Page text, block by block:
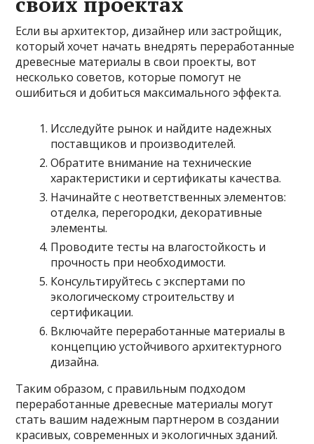
Если вы архитектор, дизайнер или застройщик,
который хочет начать внедрять переработанные
древесные материалы в свои проекты, вот
несколько советов, которые помогут не
ошибиться и добиться максимального эффекта.
Исследуйте рынок и найдите надежных
поставщиков и производителей.
Обратите внимание на технические
характеристики и сертификаты качества.
Начинайте с неответственных элементов:
отделка, перегородки, декоративные
элементы.
Проводите тесты на влагостойкость и
прочность при необходимости.
Консультируйтесь с экспертами по
экологическому строительству и
сертификации.
Включайте переработанные материалы в
концепцию устойчивого архитектурного
дизайна.
Таким образом, с правильным подходом
переработанные древесные материалы могут
стать вашим надежным партнером в создании
красивых, современных и экологичных зданий.